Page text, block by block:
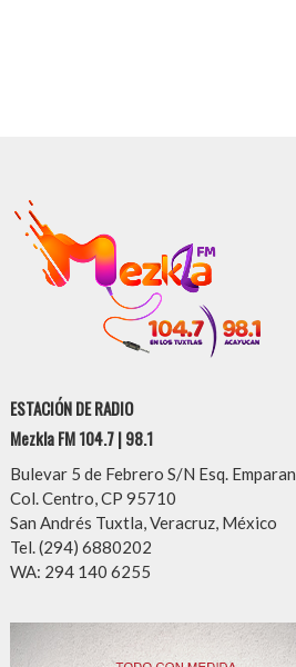
ESTACIÓN DE RADIO
Mezkla FM 104.7 | 98.1
Bulevar 5 de Febrero S/N Esq. Emparan
Col. Centro, CP 95710
San Andrés Tuxtla, Veracruz, México
Tel. (294) 6880202
WA: 294 140 6255